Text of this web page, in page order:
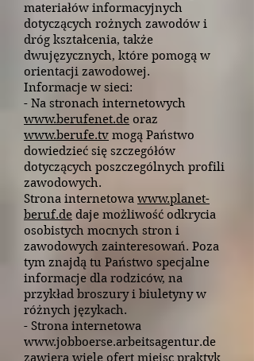
materiałów informacyjnych
dotyczących rożnych zawodów i
dróg kształcenia, także
dwujęzycznych, które pomogą w
orientacji zawodowej.
Informacje w sieci:
- Na stronach internetowych
www.berufenet.de oraz
www.berufe.tv mogą Państwo
dowiedzieć się szczegółów
dotyczących poszczególnych profili
zawodowych.
Strona internetowa www.planet-
beruf.de daje możliwość odkrycia
osobistych mocnych stron i
zawodowych zainteresowań. Poza
tym znajdą tu Państwo specjalne
informacje dla rodziców, na
przykład broszury i biuletyny w
różnych językach.
- Strona internetowa
www.jobboerse.arbeitsagentur.de
zawiera wiele ofert miejsc praktyk